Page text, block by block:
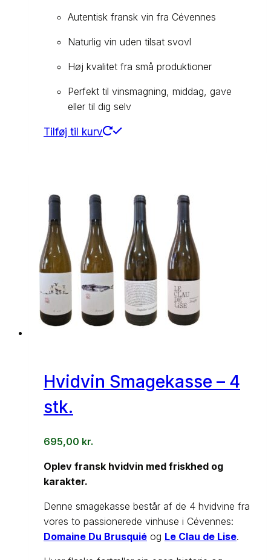
Autentisk fransk vin fra Cévennes
Naturlig vin uden tilsat svovl
Høj kvalitet fra små produktioner
Perfekt til vinsmagning, middag, gave
eller til dig selv
Tilføj til kurv
Hvidvin Smagekasse – 4
stk.
695,00 kr.
Oplev fransk hvidvin med friskhed og
karakter.
Denne smagekasse består af de 4 hvidvine fra
vores to passionerede vinhuse i Cévennes:
Domaine Du Brusquié og Le Clau de Lise.